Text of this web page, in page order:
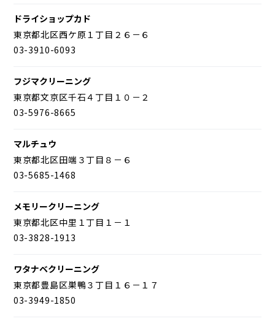
ドライショップカド
東京都北区西ケ原１丁目２６－６
03-3910-6093
フジマクリーニング
東京都文京区千石４丁目１０－２
03-5976-8665
マルチュウ
東京都北区田端３丁目８－６
03-5685-1468
メモリークリーニング
東京都北区中里１丁目１－１
03-3828-1913
ワタナベクリーニング
東京都豊島区巣鴨３丁目１６－１７
03-3949-1850